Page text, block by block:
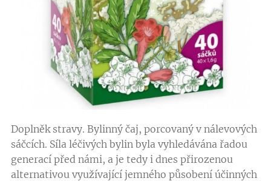
Doplněk stravy. Bylinný čaj, porcovaný v nálevových
sáčcích. Síla léčivých bylin byla vyhledávána řadou
generací před námi, a je tedy i dnes přirozenou
alternativou využívající jemného působení účinných